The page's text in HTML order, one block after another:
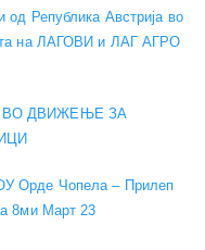
од Република Австрија во
на ЛАГОВИ и ЛАГ АГРО
ВО ДВИЖЕЊЕ ЗА
Орде Чопела – Прилеп
8ми Март 23